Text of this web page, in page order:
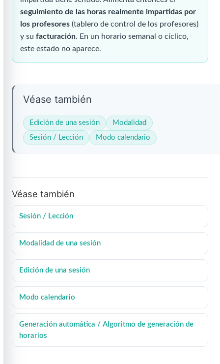
seguimiento de las horas realmente impartidas por
los profesores (tablero de control de los profesores)
y su facturación. En un horario semanal o cíclico,
este estado no aparece.
Véase también
Edición de una sesión
Modalidad
Sesión / Lección
Modo calendario
Véase también
Sesión / Lección
Modalidad de una sesión
Edición de una sesión
Modo calendario
Generación automática / Algoritmo de generación de
horarios